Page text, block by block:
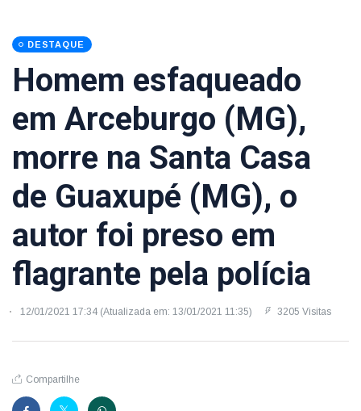
DESTAQUE
Homem esfaqueado
em Arceburgo (MG),
morre na Santa Casa
de Guaxupé (MG), o
autor foi preso em
flagrante pela polícia
12/01/2021 17:34 (Atualizada em: 13/01/2021 11:35) 3205 Visitas
Compartilhe